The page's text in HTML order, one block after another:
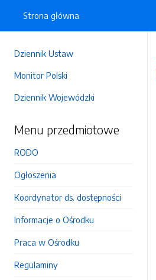
Dziennik Ustaw
Monitor Polski
Dziennik Wojewódzki
Menu przedmiotowe
RODO
Ogłoszenia
Koordynator ds. dostępności
Informacje o Ośrodku
Praca w Ośrodku
Regulaminy
Strona główna